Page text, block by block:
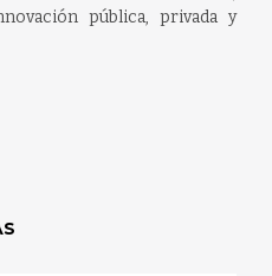
pública, privada y